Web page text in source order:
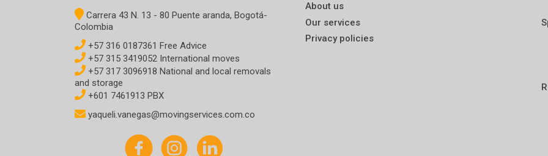
Carrera 43 N. 13 - 80 Puente aranda, Bogotá-
Colombia
+57 316 0187361 Free Advice
+57 315 3419052 International moves
+57 317 3096918 National and local removals
and storage
+601 7461913 PBX
yaqueli.vanegas@movingservices.com.co
About us
Our services
Privacy policies